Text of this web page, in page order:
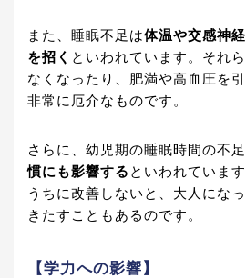
また、睡眠不足は体温や交感神
を招く といわれています。それ
なくなったり、肥満や高血圧を
非常に厄介なものです。
さらに、幼児期の睡眠時間の不足
慣にも影響する といわれていま
うちに改善しないと、大人にな
きたすこともあるのです。
【学力への影響】